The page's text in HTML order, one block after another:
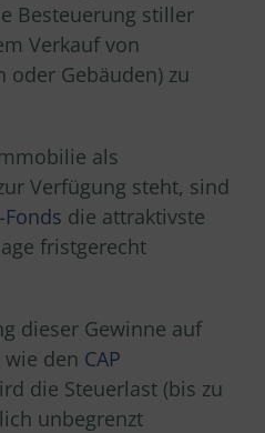
Besteuerung stiller
Verkauf von
oder Gebäuden) zu
als
Verfügung steht, sind
Fonds die attraktivste
fristgerecht
dieser Gewinne auf
den CAP
die Steuerlast (bis zu
unbegrenzt